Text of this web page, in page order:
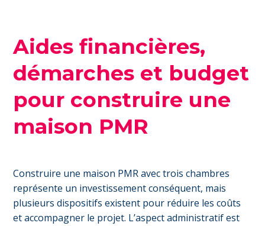
Aides financières,
démarches et budget
pour construire une
maison PMR
Construire une maison PMR avec trois chambres
représente un investissement conséquent, mais
plusieurs dispositifs existent pour réduire les coûts
et accompagner le projet. L’aspect administratif est